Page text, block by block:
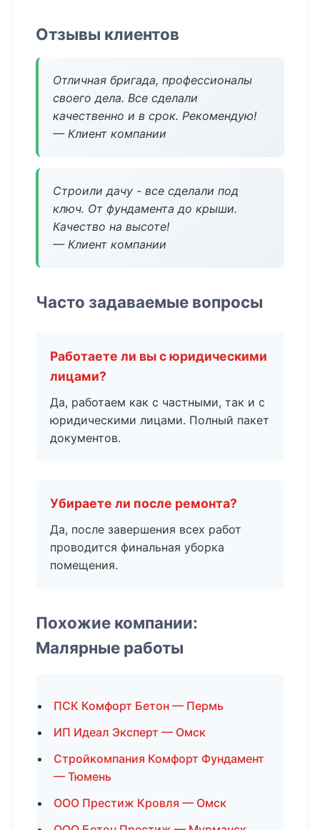
Отзывы клиентов
Отличная бригада, профессионалы
своего дела. Все сделали
качественно и в срок. Рекомендую!
— Клиент компании
Строили дачу - все сделали под
ключ. От фундамента до крыши.
Качество на высоте!
— Клиент компании
Часто задаваемые вопросы
Работаете ли вы с юридическими
лицами?
Да, работаем как с частными, так и с
юридическими лицами. Полный пакет
документов.
Убираете ли после ремонта?
Да, после завершения всех работ
проводится финальная уборка
помещения.
Похожие компании:
Малярные работы
ПСК Комфорт Бетон — Пермь
ИП Идеал Эксперт — Омск
Стройкомпания Комфорт Фундамент
— Тюмень
ООО Престиж Кровля — Омск